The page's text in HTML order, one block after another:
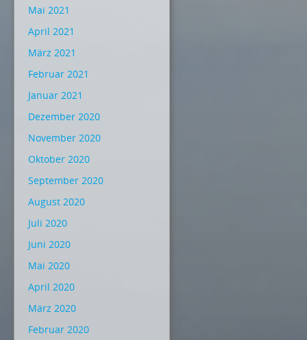
Mai 2021
April 2021
März 2021
Februar 2021
Januar 2021
Dezember 2020
November 2020
Oktober 2020
September 2020
August 2020
Juli 2020
Juni 2020
Mai 2020
April 2020
März 2020
Februar 2020